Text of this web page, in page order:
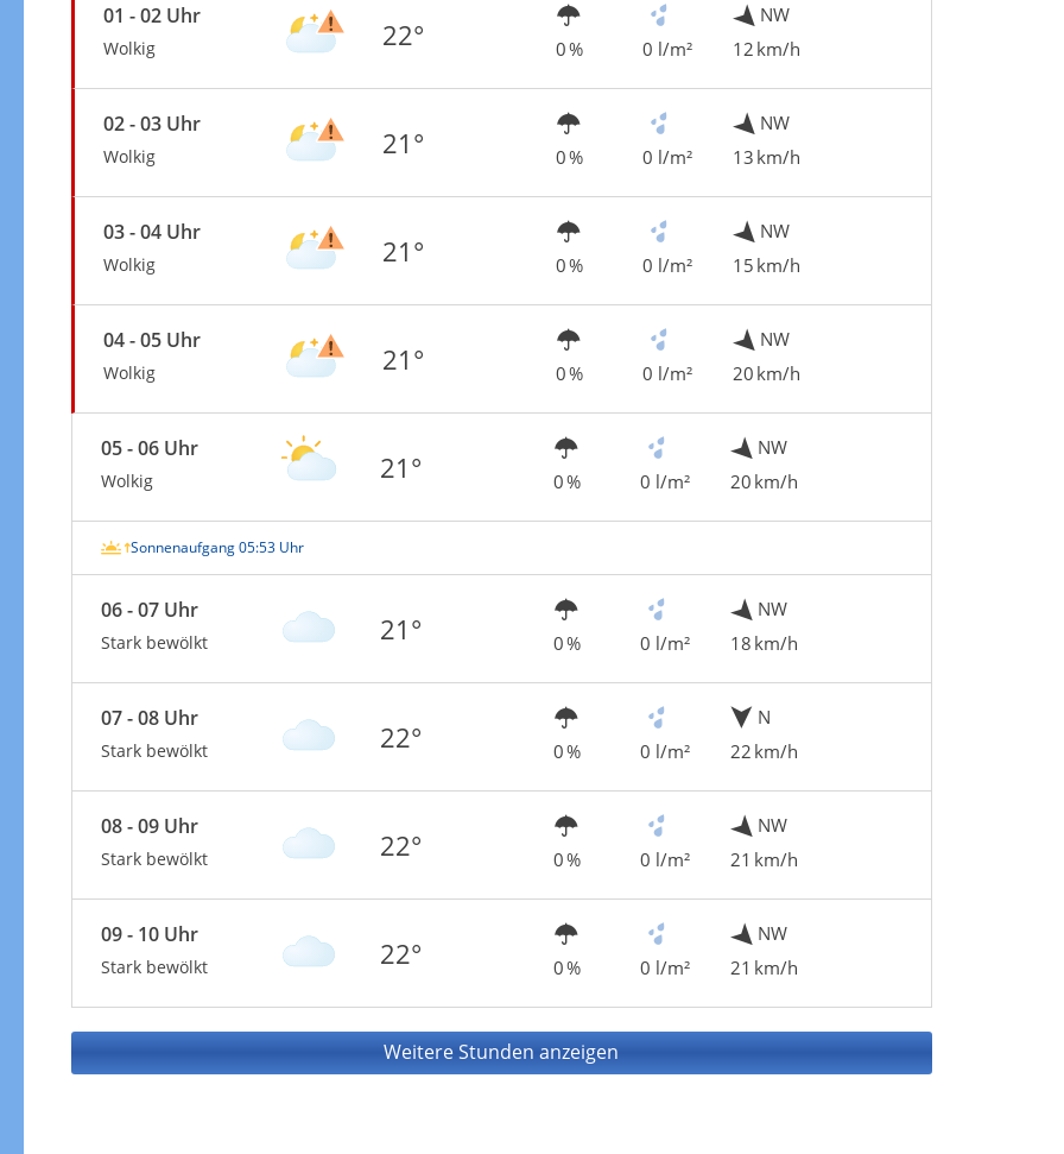
01 - 02 Uhr
Wolkig 22° 0 % 0 l/m²
NW
12 km/h
02 - 03 Uhr
Wolkig 21° 0 % 0 l/m²
NW
13 km/h
03 - 04 Uhr
Wolkig 21° 0 % 0 l/m²
NW
15 km/h
04 - 05 Uhr
Wolkig 21° 0 % 0 l/m²
NW
20 km/h
05 - 06 Uhr
Wolkig 21° 0 % 0 l/m²
NW
20 km/h
Sonnenaufgang 05:53 Uhr
06 - 07 Uhr
Stark bewölkt 21° 0 % 0 l/m²
NW
18 km/h
07 - 08 Uhr
Stark bewölkt 22° 0 % 0 l/m²
N
22 km/h
08 - 09 Uhr
Stark bewölkt 22° 0 % 0 l/m²
NW
21 km/h
09 - 10 Uhr
Stark bewölkt 22° 0 % 0 l/m²
NW
21 km/h
Weitere Stunden anzeigen